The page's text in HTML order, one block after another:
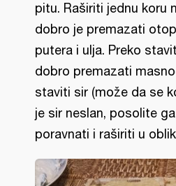
pitu. Raširiti jednu koru
dobro je premazati
putera i ulja. Preko
dobro premazati
staviti sir (može da se
je sir neslan, posolite
poravnati i raširiti u